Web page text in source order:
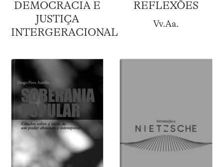
DEMOCRACIA E
JUSTIÇA
INTERGERACIONAL
REFLEXÕES
Vv.Aa.